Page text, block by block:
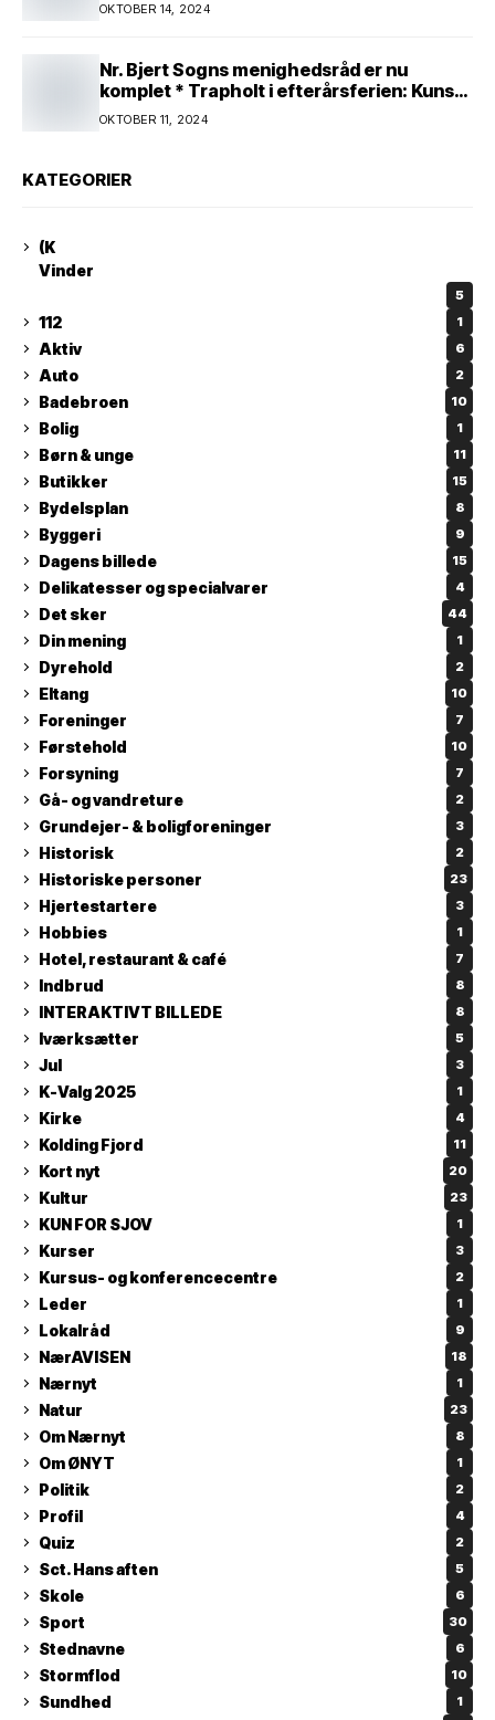
mand af hus! Kør med og støt!
OKTOBER 14, 2024
Nr. Bjert Sogns menighedsråd er nu
komplet * Trapholt i efterårsferien: Kunst
og kreativitet i børnehøjde * Nr. Bjert
kunstnerpar repræsenteres på stor
OKTOBER 11, 2024
KATEGORIER
(K
Vinder
5
112 1
Aktiv 6
Auto 2
Badebroen 10
Bolig 1
Børn & unge 11
Butikker 15
Bydelsplan 8
Byggeri 9
Dagens billede 15
Delikatesser og specialvarer 4
Det sker 44
Din mening 1
Dyrehold 2
Eltang 10
Foreninger 7
Førstehold 10
Forsyning 7
Gå- og vandreture 2
Grundejer- & boligforeninger 3
Historisk 2
Historiske personer 23
Hjertestartere 3
Hobbies 1
Hotel, restaurant & café 7
Indbrud 8
INTERAKTIVT BILLEDE 8
Iværksætter 5
Jul 3
K-Valg 2025 1
Kirke 4
Kolding Fjord 11
Kort nyt 20
Kultur 23
KUN FOR SJOV 1
Kurser 3
Kursus- og konferencecentre 2
Leder 1
Lokalråd 9
NærAVISEN 18
Nærnyt 1
Natur 23
Om Nærnyt 8
Om ØNYT 1
Politik 2
Profil 4
Quiz 2
Sct. Hans aften 5
Skole 6
Sport 30
Stednavne 6
Stormflod 10
Sundhed 1